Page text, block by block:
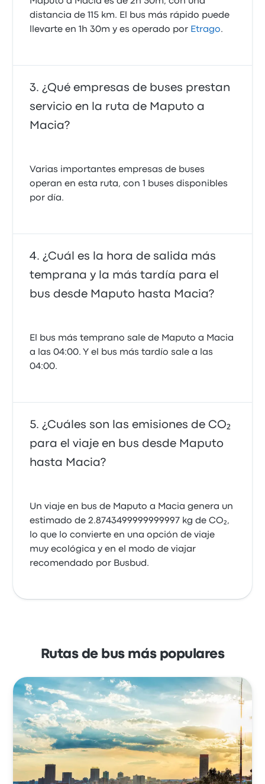
distancia de 115 km. El bus más rápido puede
llevarte en 1h 30m y es operado por Etrago.
¿Qué empresas de buses prestan
servicio en la ruta de Maputo a
Macia?
Varias importantes empresas de buses
operan en esta ruta, con 1 buses disponibles
por día.
¿Cuál es la hora de salida más
temprana y la más tardía para el
bus desde Maputo hasta Macia?
El bus más temprano sale de Maputo a Macia
a las 04:00. Y el bus más tardío sale a las
04:00.
¿Cuáles son las emisiones de CO₂
para el viaje en bus desde Maputo
hasta Macia?
Un viaje en bus de Maputo a Macia genera un
estimado de 2.8743499999999997 kg de CO₂,
lo que lo convierte en una opción de viaje
muy ecológica y en el modo de viajar
recomendado por Busbud.
Rutas de bus más populares